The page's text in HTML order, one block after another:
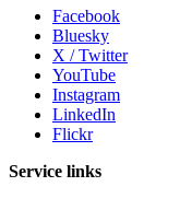
Facebook
Bluesky
X / Twitter
YouTube
Instagram
LinkedIn
Flickr
Service links